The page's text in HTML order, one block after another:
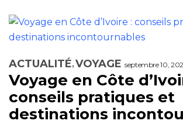
ACTUALITÉ VOYAGE septembre 10,
Voyage en Côte
conseils pratiques et
destinations